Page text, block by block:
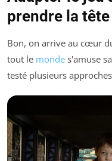
prendre la tête
Bon, on arrive au cœur
tout le monde s'amuse
testé plusieurs